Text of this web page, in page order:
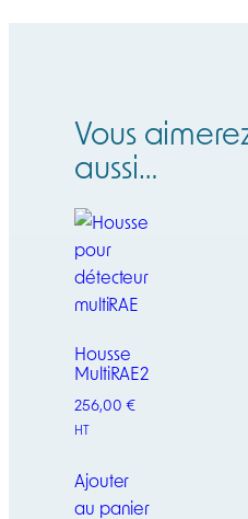
Vous
aussi…
Housse
MultiRAE2
256,00€
HT
Ajouter
au panier